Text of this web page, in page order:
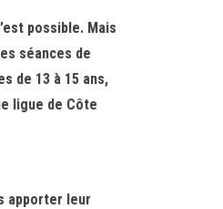
possible. Mais
séances de
de 13 à 15 ans,
ligue de Côte
apporter leur